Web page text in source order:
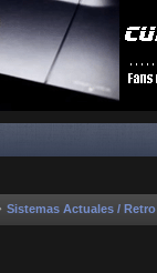
Sistemas Actuales / Retro